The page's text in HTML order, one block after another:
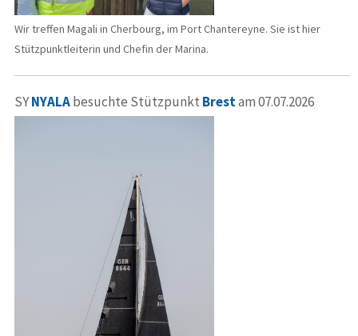
Wir treffen Magali in Cherbourg, im Port Chantereyne. Sie ist hier
Stützpunktleiterin und Chefin der Marina.
SYNYALAbesuchte Stützpunkt Brestam 07.07.2026